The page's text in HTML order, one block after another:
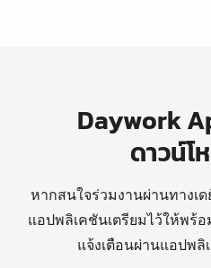
Daywork
ดาวน์โ
หากสนใจร่วมงานผ่านทางเ
แอปพลิเคชันเตรียมไว้ให้พร้อ
แจ้งเตือนผ่านแอปพ